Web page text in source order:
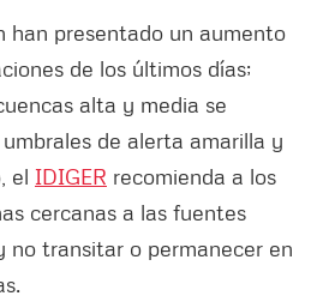
han presentado un aumento
de los últimos días;
alta y media se
de alerta amarilla y
el IDIGER recomienda a los
cercanas a las fuentes
no transitar o permanecer en